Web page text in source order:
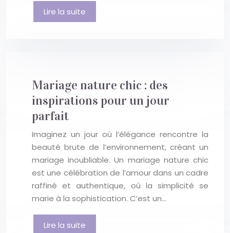
Lire la suite
Mariage nature chic : des
inspirations pour un jour
parfait
Imaginez un jour où l’élégance rencontre la
beauté brute de l’environnement, créant un
mariage inoubliable. Un mariage nature chic
est une célébration de l’amour dans un cadre
raffiné et authentique, où la simplicité se
marie à la sophistication. C’est un…
Lire la suite